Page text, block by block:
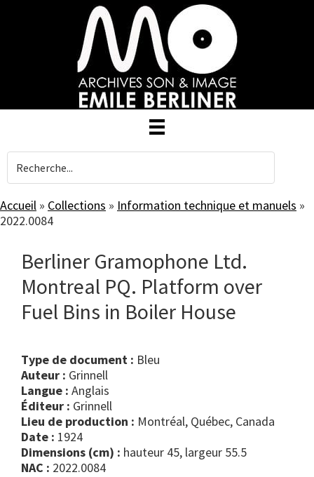
Accueil » Collections » Information technique et manuels »
2022.0084
Berliner Gramophone Ltd.
Montreal PQ. Platform over
Fuel Bins in Boiler House
Type de document :
bleu
Auteur : Grinnell
Langue : Anglais
Éditeur : Grinnell
Lieu de production : Montréal, Québec, Canada
Date : 1924
Dimensions (cm) : hauteur 45, largeur 55.5
NAC : 2022.0084